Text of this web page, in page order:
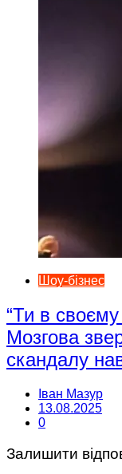
Шоу-бізнес
“Ти в
Мозгова
скандалу
Іван Мазур
13.08.2025
0
Залишити